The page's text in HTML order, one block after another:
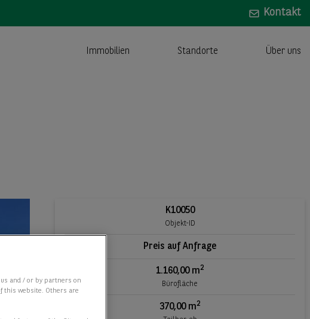
Kontakt
Immobilien Standorte Über uns
K10050
Objekt-ID
Preis auf Anfrage
1.160,00 m2
Bürofläche
370,00 m2
us and / or by partners on
this website. Others are